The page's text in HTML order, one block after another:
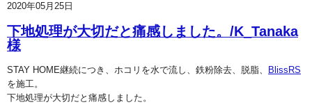
2020年05月25日
下地処理が大切だと痛感しました。/K_Tanaka
様
STAY HOME継続につき、ホコリを水で流し、鉄粉除去、脱脂、
BlissRS
を施工。
下地処理が大切だと痛感しました。